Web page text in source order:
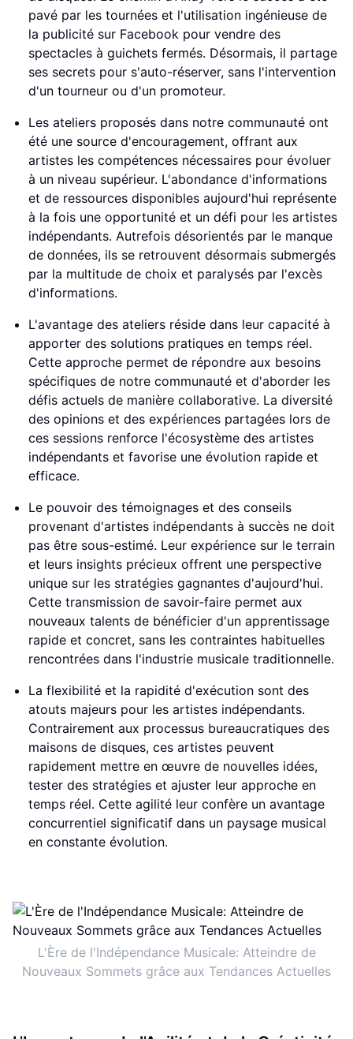
pavé par les tournées et l'utilisation ingénieuse de
la publicité sur Facebook pour vendre des
spectacles à guichets fermés. Désormais, il partage
ses secrets pour s'auto-réserver, sans l'intervention
d'un tourneur ou d'un promoteur.
Les ateliers proposés dans notre communauté ont
été une source d'encouragement, offrant aux
artistes les compétences nécessaires pour évoluer
à un niveau supérieur. L'abondance d'informations
et de ressources disponibles aujourd'hui représente
à la fois une opportunité et un défi pour les artistes
indépendants. Autrefois désorientés par le manque
de données, ils se retrouvent désormais submergés
par la multitude de choix et paralysés par l'excès
d'informations.
L'avantage des ateliers réside dans leur capacité à
apporter des solutions pratiques en temps réel.
Cette approche permet de répondre aux besoins
spécifiques de notre communauté et d'aborder les
défis actuels de manière collaborative. La diversité
des opinions et des expériences partagées lors de
ces sessions renforce l'écosystème des artistes
indépendants et favorise une évolution rapide et
efficace.
Le pouvoir des témoignages et des conseils
provenant d'artistes indépendants à succès ne doit
pas être sous-estimé. Leur expérience sur le terrain
et leurs insights précieux offrent une perspective
unique sur les stratégies gagnantes d'aujourd'hui.
Cette transmission de savoir-faire permet aux
nouveaux talents de bénéficier d'un apprentissage
rapide et concret, sans les contraintes habituelles
rencontrées dans l'industrie musicale traditionnelle.
La flexibilité et la rapidité d'exécution sont des
atouts majeurs pour les artistes indépendants.
Contrairement aux processus bureaucratiques des
maisons de disques, ces artistes peuvent
rapidement mettre en œuvre de nouvelles idées,
tester des stratégies et ajuster leur approche en
temps réel. Cette agilité leur confère un avantage
concurrentiel significatif dans un paysage musical
en constante évolution.
L'Ère de l'Indépendance Musicale: Atteindre de
Nouveaux Sommets grâce aux Tendances Actuelles